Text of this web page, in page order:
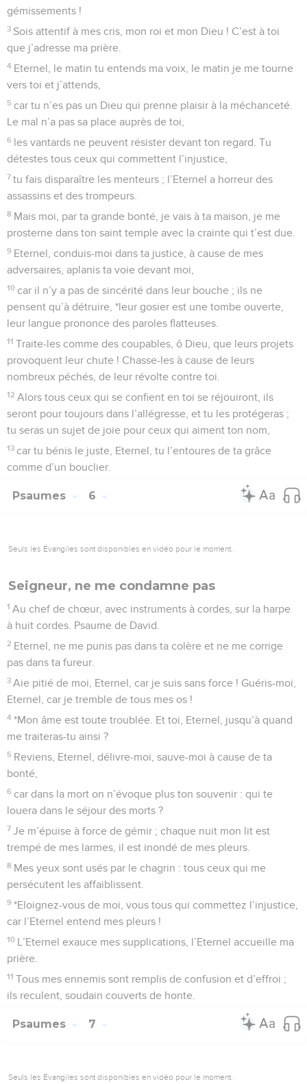
gémissements !
3 Sois attentif à mes cris, mon roi et mon Dieu ! C’est à toi
que j’adresse ma prière.
4 Eternel, le matin tu entends ma voix, le matin je me tourne
vers toi et j’attends,
5 car tu n’es pas un Dieu qui prenne plaisir à la méchanceté.
Le mal n’a pas sa place auprès de toi,
6 les vantards ne peuvent résister devant ton regard. Tu
détestes tous ceux qui commettent l’injustice,
7 tu fais disparaître les menteurs ; l’Eternel a horreur des
assassins et des trompeurs.
8 Mais moi, par ta grande bonté, je vais à ta maison, je me
prosterne dans ton saint temple avec la crainte qui t’est due.
9 Eternel, conduis-moi dans ta justice, à cause de mes
adversaires, aplanis ta voie devant moi,
10 car il n’y a pas de sincérité dans leur bouche ; ils ne
pensent qu’à détruire, *leur gosier est une tombe ouverte,
leur langue prononce des paroles flatteuses.
11 Traite-les comme des coupables, ô Dieu, que leurs projets
provoquent leur chute ! Chasse-les à cause de leurs
nombreux péchés, de leur révolte contre toi.
12 Alors tous ceux qui se confient en toi se réjouiront, ils
seront pour toujours dans l’allégresse, et tu les protégeras ;
tu seras un sujet de joie pour ceux qui aiment ton nom,
13 car tu bénis le juste, Eternel, tu l’entoures de ta grâce
comme d’un bouclier.
Psaumes 6
Seuls les Évangiles sont disponibles en vidéo pour le moment.
Seigneur, ne me condamne pas
1 Au chef de chœur, avec instruments à cordes, sur la harpe
à huit cordes. Psaume de David.
2 Eternel, ne me punis pas dans ta colère et ne me corrige
pas dans ta fureur.
3 Aie pitié de moi, Eternel, car je suis sans force ! Guéris-moi,
Eternel, car je tremble de tous mes os !
4 *Mon âme est toute troublée. Et toi, Eternel, jusqu’à quand
me traiteras-tu ainsi ?
5 Reviens, Eternel, délivre-moi, sauve-moi à cause de ta
bonté,
6 car dans la mort on n’évoque plus ton souvenir : qui te
louera dans le séjour des morts ?
7 Je m’épuise à force de gémir ; chaque nuit mon lit est
trempé de mes larmes, il est inondé de mes pleurs.
8 Mes yeux sont usés par le chagrin : tous ceux qui me
persécutent les affaiblissent.
9 *Eloignez-vous de moi, vous tous qui commettez l’injustice,
car l’Eternel entend mes pleurs !
10 L’Eternel exauce mes supplications, l’Eternel accueille ma
prière.
11 Tous mes ennemis sont remplis de confusion et d’effroi ;
ils reculent, soudain couverts de honte.
Psaumes 7
Seuls les Évangiles sont disponibles en vidéo pour le moment.